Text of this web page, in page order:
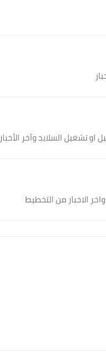
تشغيل السلايد وآخر الأخبار
الاخبار من التخطيط